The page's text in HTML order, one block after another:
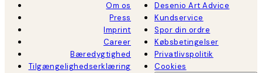
Om os
Press
Imprint
Career
Bæredygtighed
Tilgængelighedserklæring
Desenio Art Advice
Kundservice
Spor din ordre
Købsbetingelser
Privatlivspolitik
Cookies